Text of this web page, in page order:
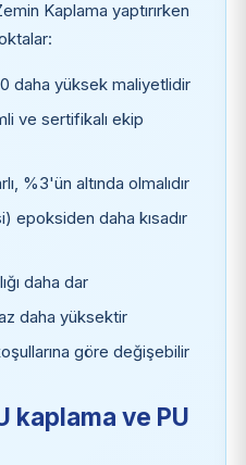
Kaplama yaptırırken
daha yüksek maliyetlidir
ve sertifikalı ekip
%3'ün altında olmalıdır
epoksiden daha kısadır
daha dar
daha yüksektir
göre değişebilir
kaplama ve PU